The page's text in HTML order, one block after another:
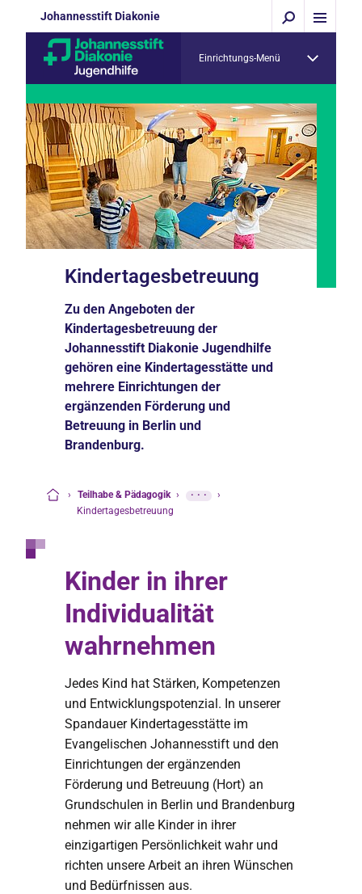
Johannesstift Diakonie
Einrichtungs-Menü
Kindertagesbetreuung
Zu den Angeboten der
Kindertagesbetreuung der
Johannesstift Diakonie Jugendhilfe
gehören eine Kindertagesstätte und
mehrere Einrichtungen der
ergänzenden Förderung und
Betreuung in Berlin und
Brandenburg.
› Teilhabe & Pädagogik › ···
›
Kindertagesbetreuung
Kinder in ihrer
Individualität
wahrnehmen
Jedes Kind hat Stärken, Kompetenzen
und Entwicklungspotenzial. In unserer
Spandauer Kindertagesstätte im
Evangelischen Johannesstift und den
Einrichtungen der ergänzenden
Förderung und Betreuung (Hort) an
Grundschulen in Berlin und Brandenburg
nehmen wir alle Kinder in ihrer
einzigartigen Persönlichkeit wahr und
richten unsere Arbeit an ihren Wünschen
und Bedürfnissen aus.